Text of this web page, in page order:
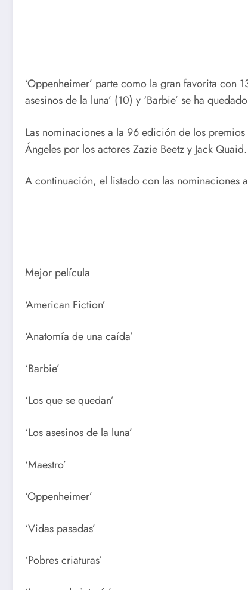
‘Oppenheimer’ parte como la gran favorita con
asesinos de la luna’ (10) y ‘Barbie’ se ha
Las nominaciones a la 96 edición de los
Ángeles por los actores Zazie Beetz y Jack
A continuación, el listado con las nominaciones
Mejor película
‘American Fiction’
‘Anatomía de una caída’
‘Barbie’
‘Los que se quedan’
‘Los asesinos de la luna’
‘Maestro’
‘Oppenheimer’
‘Vidas pasadas’
‘Pobres criaturas’